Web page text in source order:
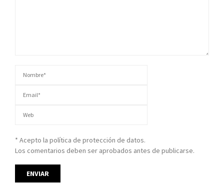
* Acepto la política de protección de datos.
Los comentarios deben ser aprobados antes de publicarse.